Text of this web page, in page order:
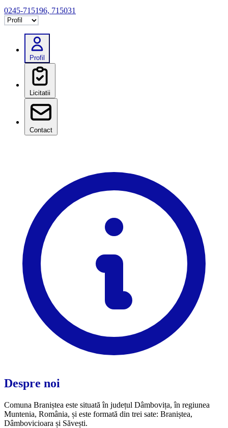
0245-715196, 715031
Selectează tab
Profil
Licitatii
Contact
Despre noi
Comuna Braniștea este situată în județul Dâmbovița, în regiunea
Muntenia, România, și este formată din trei sate: Braniștea,
Dâmbovicioara și Săvești.